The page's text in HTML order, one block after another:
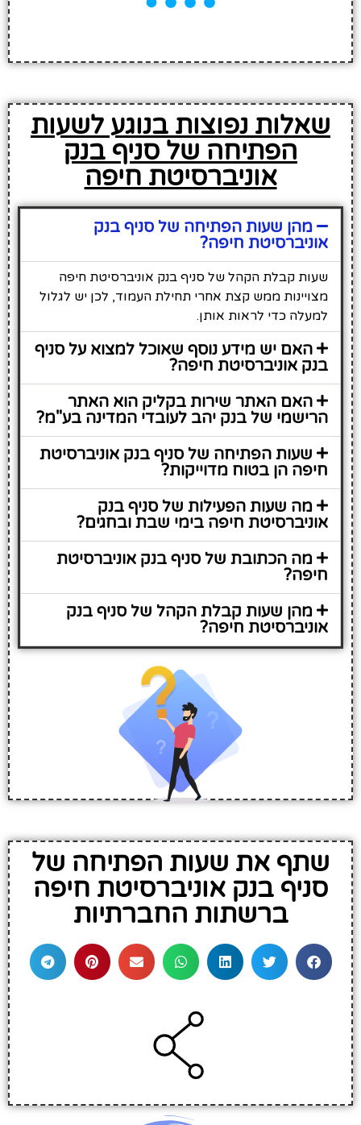
שאלות נפוצות בנוגע לשעות
הפתיחה של סניף בנק
אוניברסיטת חיפה
מהן שעות הפתיחה של סניף בנק
אוניברסיטת חיפה?
שעות קבלת הקהל של סניף בנק אוניברסיטת חיפה
מצויינות ממש קצת אחרי תחילת העמוד, לכן יש לגלול
למעלה כדי לראות אותן.
האם יש מידע נוסף שאוכל למצוא על סניף
בנק אוניברסיטת חיפה?
האם האתר שירות בקליק הוא האתר
הרישמי של בנק יהב לעובדי המדינה בע"מ?
שעות הפתיחה של סניף בנק אוניברסיטת
חיפה הן בטוח מדוייקות?
מה שעות הפעילות של סניף בנק
אוניברסיטת חיפה בימי שבת ובחגים?
מה הכתובת של סניף בנק אוניברסיטת
חיפה?
מהן שעות קבלת הקהל של סניף בנק
אוניברסיטת חיפה?
שתף את שעות הפתיחה של
סניף בנק אוניברסיטת חיפה
ברשתות החברתיות